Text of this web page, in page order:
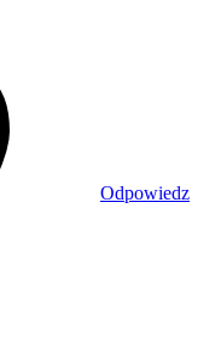
Odpowiedz